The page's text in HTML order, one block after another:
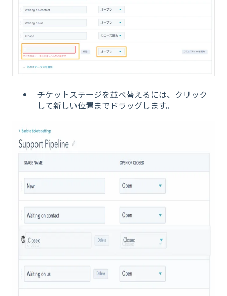
チケットステージを並べ替えるには、クリック
して新しい位置までドラッグします。